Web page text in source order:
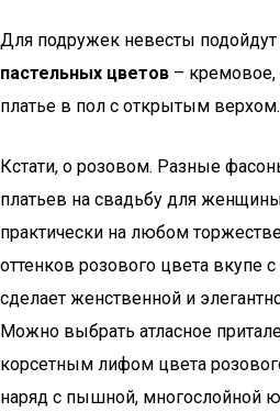
Для подружек невесты
пастельных цветов –
платье в пол с открытым верхом.
Кстати, о розовом. Разные
платьев на свадьбу для
практически на любом
оттенков розового цвета вкупе
сделает женственной и
Можно выбрать атласное
корсетным лифом цвета
наряд с пышной, многослойной